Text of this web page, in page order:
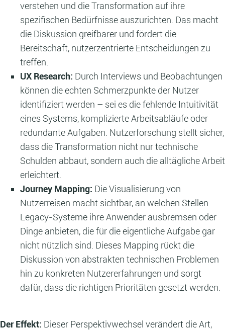
verstehen und die Transformation auf ihre
spezifischen Bedürfnisse auszurichten. Das macht
die Diskussion greifbarer und fördert die
Bereitschaft, nutzerzentrierte Entscheidungen zu
treffen.
UX Research: Durch Interviews und Beobachtungen
können die echten Schmerzpunkte der Nutzer
identifiziert werden – sei es die fehlende Intuitivität
eines Systems, komplizierte Arbeitsabläufe oder
redundante Aufgaben. Nutzerforschung stellt sicher,
dass die Transformation nicht nur technische
Schulden abbaut, sondern auch die alltägliche Arbeit
erleichtert.
Journey Mapping: Die Visualisierung von
Nutzerreisen macht sichtbar, an welchen Stellen
Legacy-Systeme ihre Anwender ausbremsen oder
Dinge anbieten, die für die eigentliche Aufgabe gar
nicht nützlich sind. Dieses Mapping rückt die
Diskussion von abstrakten technischen Problemen
hin zu konkreten Nutzererfahrungen und sorgt
dafür, dass die richtigen Prioritäten gesetzt werden.
Der Effekt: Dieser Perspektivwechsel verändert die Art,